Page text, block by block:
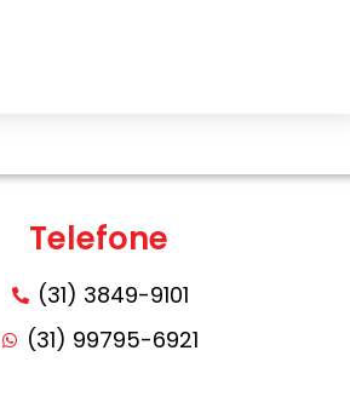
Telefone
(31) 3849-9101
(31) 99795-6921